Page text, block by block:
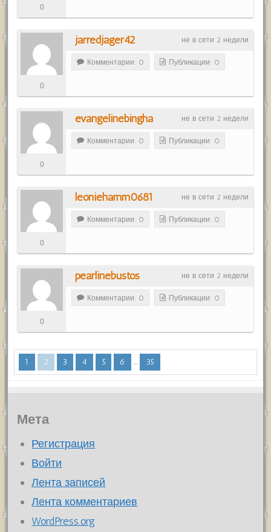
0
не в сети 2 недели
jarredjager42
0
Комментарии: 0 Публикации: 0
не в сети 2 недели
evangelinebingha
0
Комментарии: 0 Публикации: 0
не в сети 2 недели
leoniehamm0681
0
Комментарии: 0 Публикации: 0
не в сети 2 недели
pearlinebustos
0
Комментарии: 0 Публикации: 0
1 2 3 4 5 6 ... 35
Мета
Регистрация
Войти
Лента записей
Лента комментариев
WordPress.org